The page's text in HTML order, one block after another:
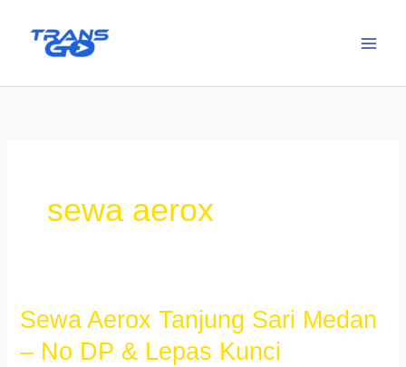
sewa aerox
Sewa Aerox Tanjung Sari Medan
– No DP & Lepas Kunci